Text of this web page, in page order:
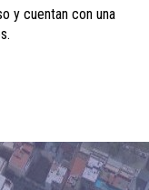
y cuentan con una